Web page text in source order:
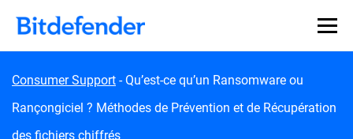
Consumer Support -Qu’est-ce qu’un Ransomware ou
Rançongiciel ? Méthodes de Prévention et de Récupération
des fichiers chiffrés